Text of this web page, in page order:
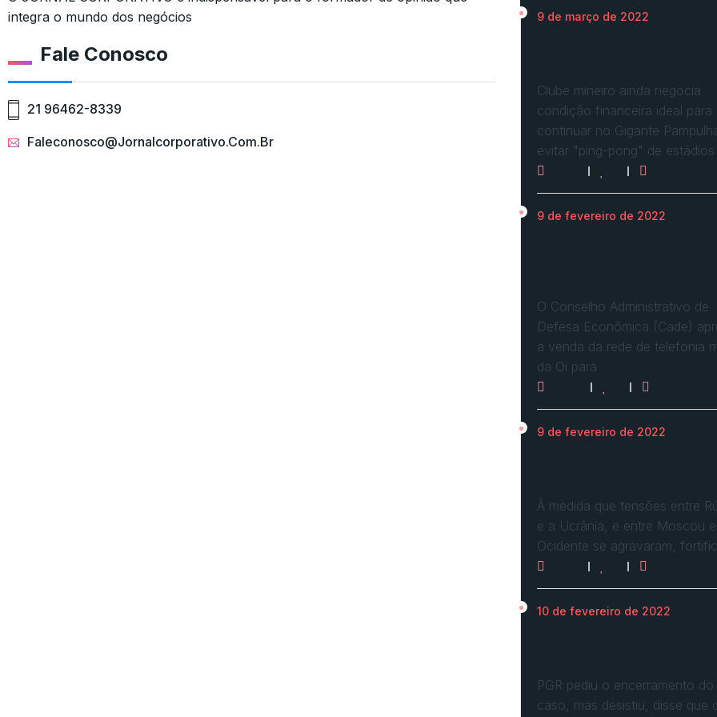
integra o mundo dos negócios
Fale Conosco
21 96462-8339
Faleconosco@jornalcorporativo.com.br
9 de março de 2022
Clube mineiro ainda negocia
condição financeira ideal para
continuar no Gigante
evitar "ping-pong" de estádios
9 de fevereiro de 2022
O Conselho Administrativo de
Defesa Econômica (Cade)
a venda da rede de telefonia
da Oi para
9 de fevereiro de 2022
À medida que tensões entre
e a Ucrânia, e entre Moscou
Ocidente se agravaram,
10 de fevereiro de 2022
PGR pediu o encerramento do
caso, mas desistiu, disse que